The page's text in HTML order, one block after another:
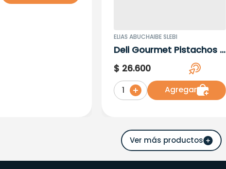
ELIAS ABUCHAIBE SLEBI
Deli Gourmet Pistachos X
200Gr
$ 26.600
1 Agregar